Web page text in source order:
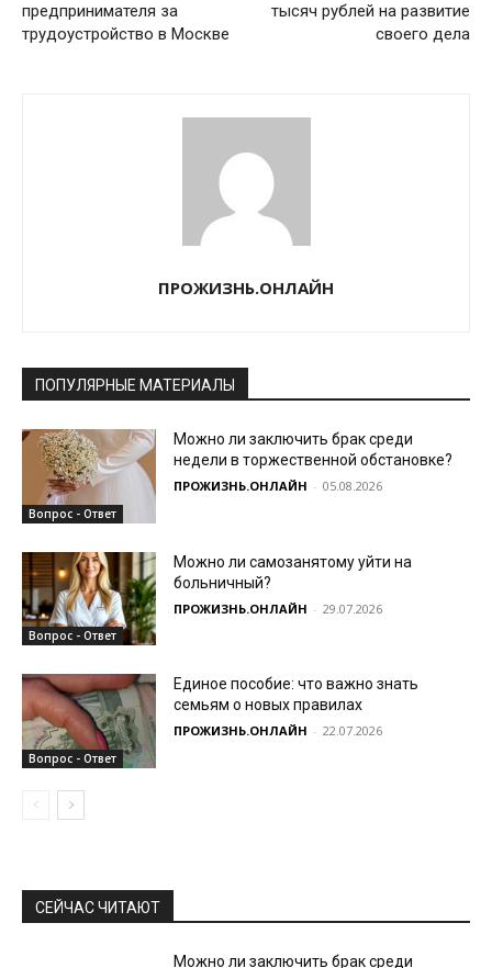
предпринимателя за
трудоустройство в Москве
тысяч рублей на развитие
своего дела
ПРОЖИЗНЬ.ОНЛАЙН
ПОПУЛЯРНЫЕ МАТЕРИАЛЫ
Вопрос - Ответ
Можно ли заключить брак среди
недели в торжественной обстановке?
ПРОЖИЗНЬ.ОНЛАЙН - 05.08.2026
Вопрос - Ответ
Можно ли самозанятому уйти на
больничный?
ПРОЖИЗНЬ.ОНЛАЙН - 29.07.2026
Вопрос - Ответ
Единое пособие: что важно знать
семьям о новых правилах
ПРОЖИЗНЬ.ОНЛАЙН - 22.07.2026
СЕЙЧАС ЧИТАЮТ
Можно ли заключить брак среди